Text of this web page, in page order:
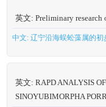
英文: Preliminary
中文: 辽宁沿海蜈蚣藻属的初
英文: RAPD ANALYSIS
SINOYUBIMORPHA